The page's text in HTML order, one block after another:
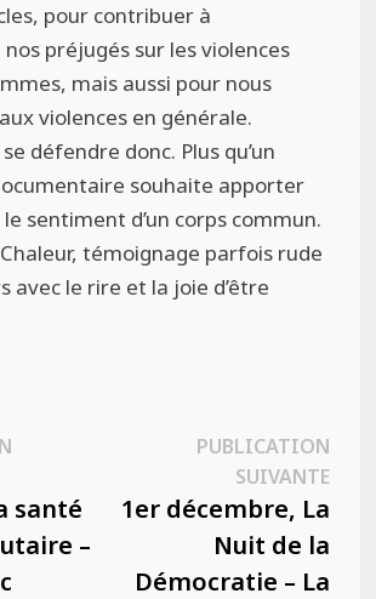
pour contribuer à
préjugés sur les violences
mais aussi pour nous
violences en générale.
défendre donc. Plus qu’un
souhaite apporter
sentiment d’un corps commun.
témoignage parfois rude
avec le rire et la joie d’être
:
santé
–
PUBLICATION
SUIVANTE
1er décembre, La
Nuit de la
Démocratie – La